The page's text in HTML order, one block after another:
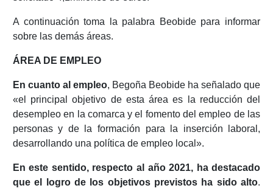
A continuación toma la palabra Beobide para informar
sobre las demás áreas.
ÁREA DE EMPLEO
En cuanto al empleo, Begoña Beobide ha señalado que
«el principal objetivo de esta área es la reducción del
desempleo en la comarca y el fomento del empleo de las
personas y de la formación para la inserción laboral,
desarrollando una política de empleo local».
En este sentido, respecto al año 2021, ha destacado
que el logro de los objetivos previstos ha sido alto.